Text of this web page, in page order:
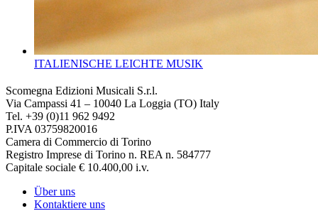
ITALIENISCHE LEICHTE MUSIK
Scomegna Edizioni Musicali S.r.l.
Via Campassi 41 – 10040 La Loggia (TO) Italy
Tel. +39 (0)11 962 9492
P.IVA 03759820016
Camera di Commercio di Torino
Registro Imprese di Torino n. REA n. 584777
Capitale sociale € 10.400,00 i.v.
Über uns
Kontaktiere uns